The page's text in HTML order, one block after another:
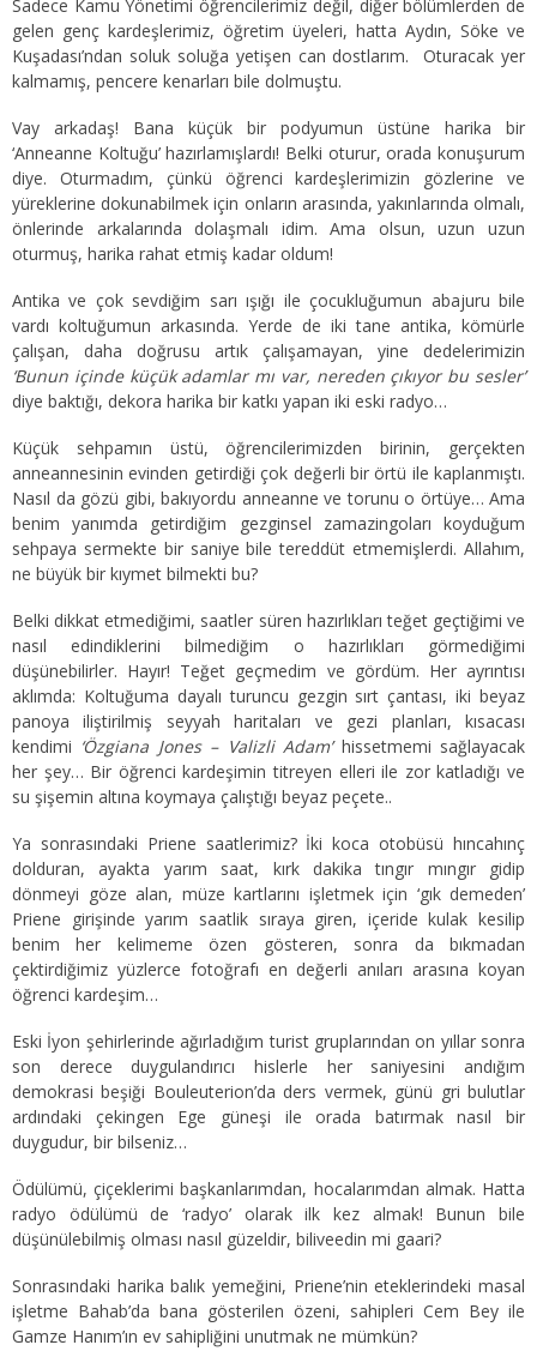
Sadece Kamu Yönetimi öğrencilerimiz değil, diğer bölümlerden de
gelen genç kardeşlerimiz, öğretim üyeleri, hatta Aydın, Söke ve
Kuşadası’ndan soluk soluğa yetişen can dostlarım. Oturacak yer
kalmamış, pencere kenarları bile dolmuştu.
Vay arkadaş! Bana küçük bir podyumun üstüne harika bir
‘Anneanne Koltuğu’ hazırlamışlardı! Belki oturur, orada konuşurum
diye. Oturmadım, çünkü öğrenci kardeşlerimizin gözlerine ve
yüreklerine dokunabilmek için onların arasında, yakınlarında olmalı,
önlerinde arkalarında dolaşmalı idim. Ama olsun, uzun uzun
oturmuş, harika rahat etmiş kadar oldum!
Antika ve çok sevdiğim sarı ışığı ile çocukluğumun abajuru bile
vardı koltuğumun arkasında. Yerde de iki tane antika, kömürle
çalışan, daha doğrusu artık çalışamayan, yine dedelerimizin
‘Bunun içinde küçük adamlar mı var, nereden çıkıyor bu sesler’
diye baktığı, dekora harika bir katkı yapan iki eski radyo…
Küçük sehpamın üstü, öğrencilerimizden birinin, gerçekten
anneannesinin evinden getirdiği çok değerli bir örtü ile kaplanmıştı.
Nasıl da gözü gibi, bakıyordu anneanne ve torunu o örtüye… Ama
benim yanımda getirdiğim gezginsel zamazingoları koyduğum
sehpaya sermekte bir saniye bile tereddüt etmemişlerdi. Allahım,
ne büyük bir kıymet bilmekti bu?
Belki dikkat etmediğimi, saatler süren hazırlıkları teğet geçtiğimi ve
nasıl edindiklerini bilmediğim o hazırlıkları görmediğimi
düşünebilirler. Hayır! Teğet geçmedim ve gördüm. Her ayrıntısı
aklımda: Koltuğuma dayalı turuncu gezgin sırt çantası, iki beyaz
panoya iliştirilmiş seyyah haritaları ve gezi planları, kısacası
kendimi ‘Özgiana Jones – Valizli Adam’hissetmemi sağlayacak
her şey… Bir öğrenci kardeşimin titreyen elleri ile zor katladığı ve
su şişemin altına koymaya çalıştığı beyaz peçete..
Ya sonrasındaki Priene saatlerimiz? İki koca otobüsü hıncahınç
dolduran, ayakta yarım saat, kırk dakika tıngır mıngır gidip
dönmeyi göze alan, müze kartlarını işletmek için ‘gık demeden’
Priene girişinde yarım saatlik sıraya giren, içeride kulak kesilip
benim her kelimeme özen gösteren, sonra da bıkmadan
çektirdiğimiz yüzlerce fotoğrafı en değerli anıları arasına koyan
öğrenci kardeşim…
Eski İyon şehirlerinde ağırladığım turist gruplarından on yıllar sonra
son derece duygulandırıcı hislerle her saniyesini andığım
demokrasi beşiği Bouleuterion’da ders vermek, günü gri bulutlar
ardındaki çekingen Ege güneşi ile orada batırmak nasıl bir
duygudur, bir bilseniz…
Ödülümü, çiçeklerimi başkanlarımdan, hocalarımdan almak. Hatta
radyo ödülümü de ‘radyo’ olarak ilk kez almak! Bunun bile
düşünülebilmiş olması nasıl güzeldir, biliveedin mi gaari?
Sonrasındaki harika balık yemeğini, Priene’nin eteklerindeki masal
işletme Bahab’da bana gösterilen özeni, sahipleri Cem Bey ile
Gamze Hanım’ın ev sahipliğini unutmak ne mümkün?